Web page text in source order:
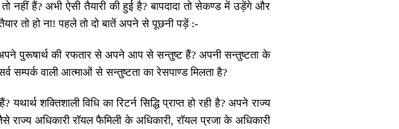
नहीं हैं? अभी ऐसी तैयारी की हुई है? बापदादा तो सेकण्ड में उड़ेंगे और
तो हो ना! पहले तो दो बातें अपने से पूछनी पड़ें :-
पुरूषार्थ की रफतार से अपने आप से सन्तुष्ट हैं? अपनी सन्तुष्टता के
सम्पर्क वाली आत्माओं से सन्तुष्टता का रेसपाण्ड मिलता है?
शक्तिशाली विधि का रिटर्न सिद्धि प्राप्त हो रही है? अपने राज्य
राज्य अधिकारी रॉयल फैमिली के अधिकारी, रॉयल प्रजा के अधिकारी